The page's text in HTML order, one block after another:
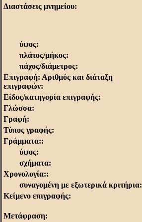
Διαστάσεις μνημείου:
ύψος:
πλάτος/μήκος:
πάχος/διάμετρος:
Επιγραφή: Αριθμός και διάταξη
επιγραφών:
Είδος/κατηγορία επιγραφής:
Γλώσσα:
Γραφή:
Τύπος γραφής:
Γράμματα::
ύψος:
σχήματα:
Χρονολογία::
συναγομένη με εξωτερικά κριτήρια:
Κείμενο επιγραφής:
Μετάφραση: